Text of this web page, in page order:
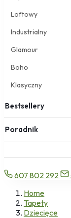
Loftowy
Industrialny
Glamour
Boho
Klasyczny
Bestsellery
Poradnik
607 802 292
Home
Tapety
Dziecięce